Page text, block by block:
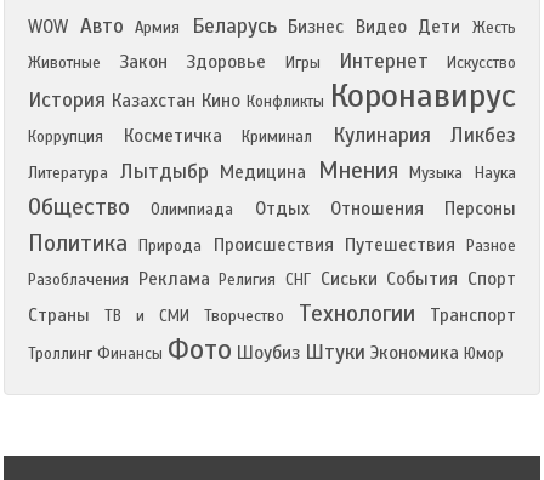
WOW Авто Армия Беларусь Бизнес Видео Дети
Жесть
Животные
Закон Здоровье Игры Интернет Искусство
История Казахстан Кино Конфликты Коронавирус
Коррупция Косметичка Криминал Кулинария Ликбез
Литература Лытдыбр Медицина Мнения Музыка Наука
Общество Олимпиада Отдых Отношения Персоны
Политика Природа Происшествия Путешествия
Разное
Разоблачения
Реклама Религия СНГ Сиськи События Спорт
Страны
ТВ и СМИ Творчество Технологии Транспорт
Троллинг Финансы Фото Шоубиз Штуки Экономика Юмор